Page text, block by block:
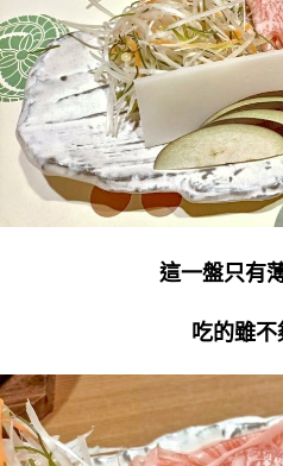
這一盤只有
吃的雖不